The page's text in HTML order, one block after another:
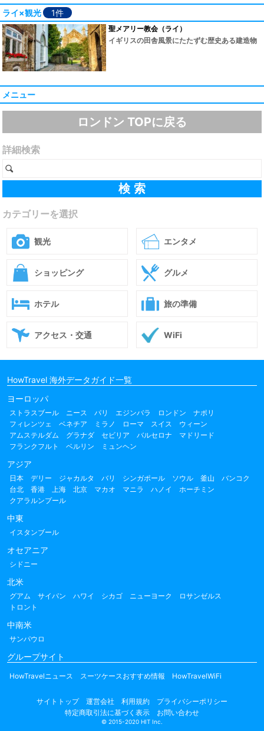
ライ×観光 1件
聖メアリー教会（ライ）
イギリスの田舎風景にたたずむ歴史ある建造物
メニュー
ロンドン TOPに戻る
詳細検索
カテゴリーを選択
観光 エンタメ
ショッピング グルメ
ホテル 旅の準備
アクセス・交通 WiFi
HowTravel 海外データガイド一覧
ヨーロッパ
ストラスブール ニース パリ エジンバラ ロンドン
ナポリ
フィレンツェ
ベネチア ミラノ ローマ スイス
ウィーン
アムステルダム
グラナダ セビリア バルセロナ
マドリード
フランクフルト
ベルリン ミュンヘン
アジア
日本 デリー ジャカルタ バリ シンガポール ソウル 釜山
バンコク
台北
香港 上海 北京 マカオ マニラ ハノイ
ホーチミン
クアラルンプール
中東
イスタンブール
オセアニア
シドニー
北米
グアム サイパン ハワイ シカゴ ニューヨーク
ロサンゼルス
トロント
中南米
サンパウロ
グループサイト
HowTravelニュース スーツケースおすすめ情報 HowTravelWiFi
サイトトップ 運営会社 利用規約
プライバシーポリシー
特定商取引法に基づく表示
お問い合わせ
© 2015-2020 HIT Inc.